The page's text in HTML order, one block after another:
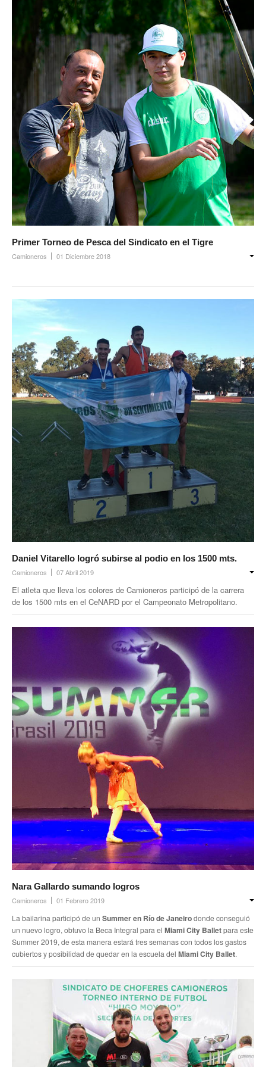
Primer Torneo de Pesca del Sindicato en el Tigre
Camioneros 01 Diciembre 2018
Daniel Vitarello logró subirse al podio en los 1500 mts.
Camioneros 07 Abril 2019
El atleta que lleva los colores de Camioneros participó de la carrera
de los 1500 mts en el CeNARD por el Campeonato Metropolitano.
Nara Gallardo sumando logros
Camioneros 01 Febrero 2019
La bailarina participó de un Summer en Río de Janeirodonde conseguió
un nuevo logro, obtuvo la Beca Integral para el Miami City Balletpara este
Summer 2019, de esta manera estará tres semanas con todos los gastos
cubiertos y posibilidad de quedar en la escuela del Miami City Ballet.